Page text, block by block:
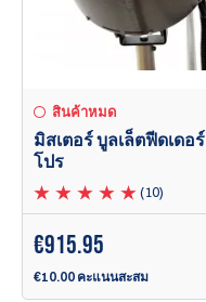
สินค้าหมด
มิสเตอร์ บูลเล็ตฟีดเดอร์
โปร
(10)
€915.95
€10.00 คะแนนสะสม